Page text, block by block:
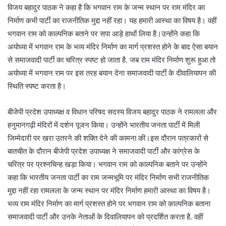
विजय बहादुर पाठक ने कहा है कि भगवान राम के जन्म स्थान पर राम मंदिर का
निर्माण कभी पार्टी का राजनीतिक मुद्दा नहीं रहा। यह हमारी आस्था का विषय है। वहीं
भगवान राम को काल्पनिक बताने पर सपा आड़े हाथों लिया है।उन्होंने कहा कि
अयोध्या में भगवान राम के भव्य मंदिर निर्माण का मार्ग प्रशस्त होने के बाद ऐसा बयान
से समाजवादी पार्टी का चरित्र स्पष्ट हो जाता है. जब राम मंदिर निर्माण शुरू हुआ तो
अयोध्या में भगवान राम पर इस तरह बयान देना समाजवादी पार्टी के दीवालियापन की
स्थिति स्पष्ट करता है।
बीजेपी प्रदेश उपाध्यक्ष व विधान परिषद सदस्य विजय बहादुर पाठक ने रामलला और
हनुमानगढ़ी मंदिरों में दर्शन पूजन किया। उन्होंने भारतीय जनता पार्टी में मिली
जिम्मेदारी पर खरा उतरने की शक्ति देने की कामना की।इस दौरान पत्रकारों से
बातचीत के दौरान बीजेपी प्रदेश उपाध्यक्ष ने समाजवादी पार्टी और कांग्रेस के
चरित्र पर प्रश्नचिन्ह खड़ा किया। भगवान राम को काल्पनिक बताने पर उन्होंने
कहा कि भारतीय जनता पार्टी का राम जन्मभूमि पर मंदिर निर्माण सभी राजनीतिक
मुद्दा नहीं रहा रामलला के जन्म स्थान पर मंदिर निर्माण हमारी आस्था का विषय है।
भव्य राम मंदिर निर्माण का मार्ग प्रशस्त होने पर भगवान राम को काल्पनिक बताना
समाजवादी पार्टी और उनके नेताओं के दिवालियापन को प्रदर्शित करता है. वहीं